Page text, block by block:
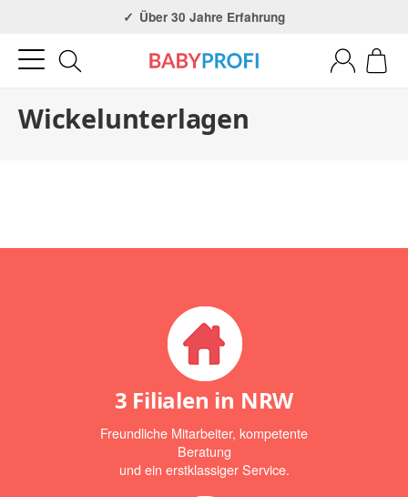
Über 30 Jahre Erfahrung
Wickelunterlagen
3 Filialen in NRW
Freundliche Mitarbeiter, kompetente
Beratung
und ein erstklassiger Service.